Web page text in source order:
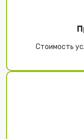
Стоимость